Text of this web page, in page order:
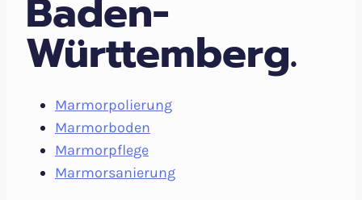
Baden-
Württemberg.
Marmorpolierung
Marmorboden
Marmorpflege
Marmorsanierung